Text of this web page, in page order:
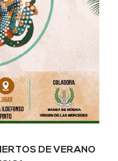
DE VERANO